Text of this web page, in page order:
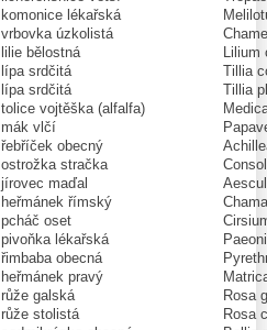
komonice lékařská
vrbovka úzkolistá
lilie bělostná
Lilium
lípa srdčitá
Tillia
lípa srdčitá
Tillia
tolice vojtěška (alfalfa)
mák vlčí
řebříček obecný
ostrožka stračka
jírovec maďal
heřmánek římský
pcháč oset
pivoňka lékařská
řimbaba obecná
heřmánek pravý
růže galská
Rosa
růže stolistá
Rosa